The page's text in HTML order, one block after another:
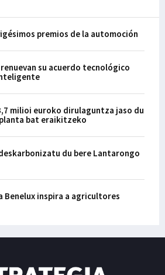
premios de la automoción
su acuerdo tecnológico
milioi euroko dirulaguntza jaso du
bat eraikitzeko
du bere Lantarongo
Benelux inspira a agricultores